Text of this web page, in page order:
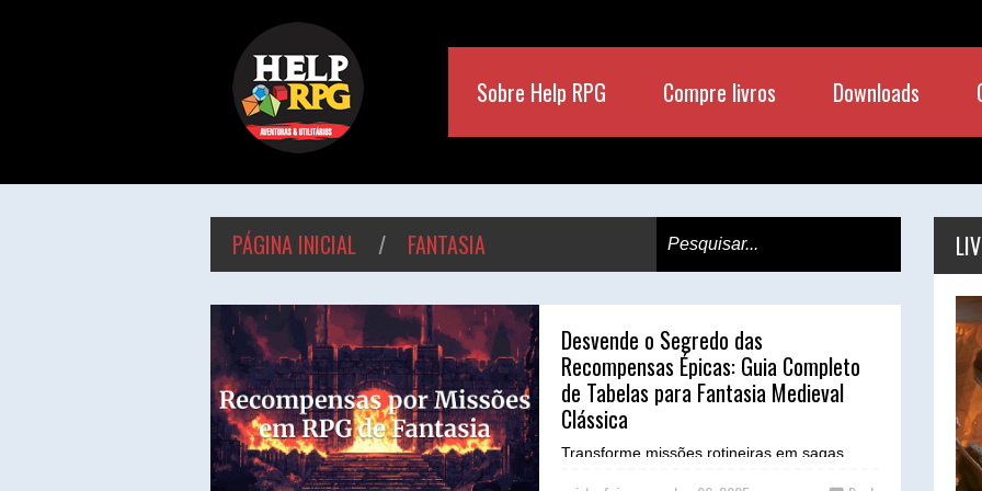
Sobre Help RPG Compre livros Downloads
PÁGINA INICIAL / FANTASIA
Desvende o Segredo das
Recompensas Épicas: Guia Completo
de Tabelas para Fantasia Medieval
Clássica
Transforme missões rotineiras em sagas